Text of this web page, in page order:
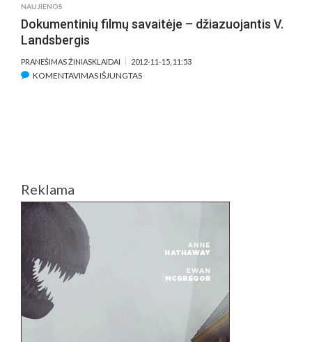
NAUJIENOS
Dokumentinių filmų savaitėje – džiazuojantis V.
Landsbergis
PRANEŠIMAS ŽINIASKLAIDAI 2012-11-15, 11:53
KOMENTAVIMAS IŠJUNGTASĮRAŠE
Reklama